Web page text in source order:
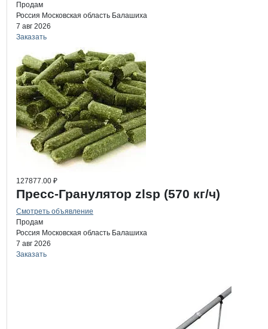
Продам
Россия Московская область Балашиха
7 авг 2026
Заказать
127877.00 ₽
Пресс-Гранулятор zlsp (570 кг/ч)
Смотреть объявление
Продам
Россия Московская область Балашиха
7 авг 2026
Заказать